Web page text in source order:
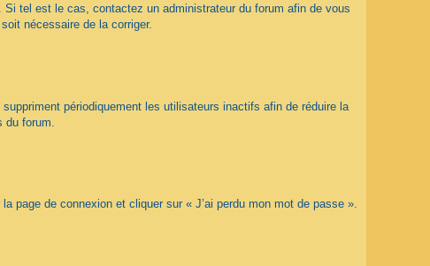
tel est le cas, contactez un administrateur du forum afin de vous
nécessaire de la corriger.
périodiquement les utilisateurs inactifs afin de réduire la
forum.
page de connexion et cliquer sur « J’ai perdu mon mot de passe ».